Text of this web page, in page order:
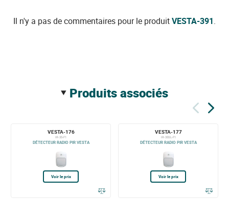
Il n'y a pas de commentaires pour le produitVESTA-391.
produits associés
VESTA-176
IR-35-F1
DÉTECTEUR RADIO PIR VESTA
Voir le prix
VESTA-177
IR-35SL-F1
DÉTECTEUR RADIO PIR VESTA
Voir le prix